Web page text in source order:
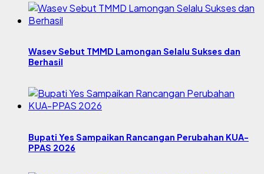
Wasev Sebut TMMD Lamongan Selalu Sukses dan
Berhasil
Bupati Yes Sampaikan Rancangan Perubahan KUA-
PPAS 2026